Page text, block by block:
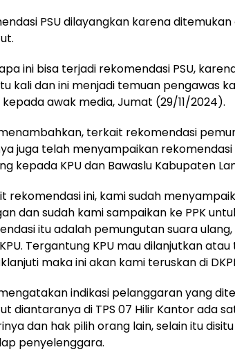
PSU dilayangkan karena
ini bisa terjadi rekomendasi PSU,
kali dan ini menjadi temuan pengawas
kepada awak media, Jumat (29/11/2024).
terkait rekomendasi
juga telah menyampaikan
kepada KPU dan Bawaslu Kabupaten
rekomendasi ini, kami sudah
dan sudah kami sampaikan ke PPK
itu adalah pemungutan suara
Tergantung KPU mau dilanjutkan
maka ini akan kami teruskan di
indikasi pelanggaran yang
diantaranya di TPS 07 Hilir Kantor ada
dan hak pilih orang lain, selain itu
penyelenggara.